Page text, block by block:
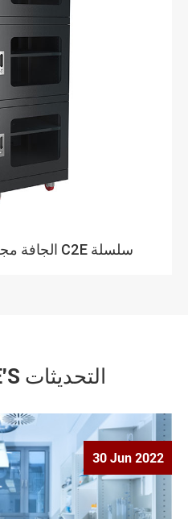
<5% Rh الجافة مجلس الوزراء C2E سلسلة
DRYZONE'S التحديثات
30 Jun 2022